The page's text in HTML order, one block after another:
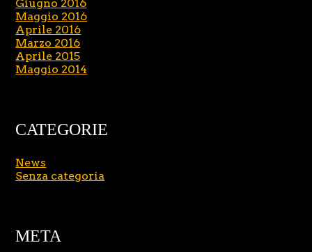
Giugno 2016
Maggio 2016
Aprile 2016
Marzo 2016
Aprile 2015
Maggio 2014
CATEGORIE
News
Senza categoria
META